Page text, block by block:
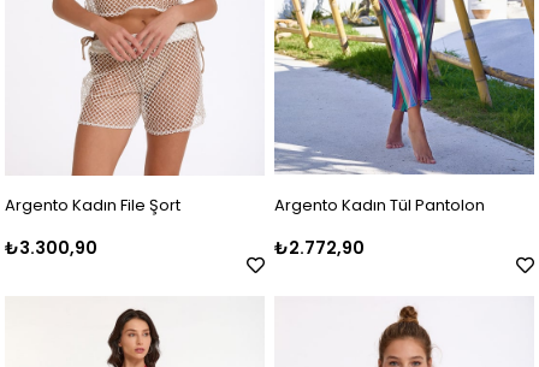
Argento Kadın File Şort
₺3.300,90
Argento Kadın Tül Pantolon
₺2.772,90